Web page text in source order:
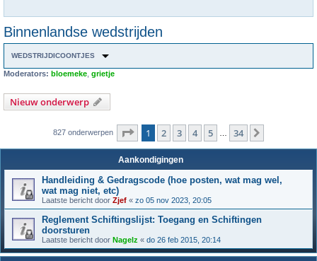
Binnenlandse wedstrijden
WEDSTRIJDICOONTJES
Moderators: bloemeke grietje
Nieuw onderwerp
827 onderwerpen Pagina van 34
1 2 3 4 5 34
Aankondigingen
Handleiding & Gedragscode (hoe posten, wat mag wel,
wat mag niet, etc)
Laatste bericht door Zjef « zo 05 nov 2023, 20:05
Reglement Schiftingslijst: Toegang en Schiftingen
doorsturen
Laatste bericht door Nagelz « do 26 feb 2015, 20:14